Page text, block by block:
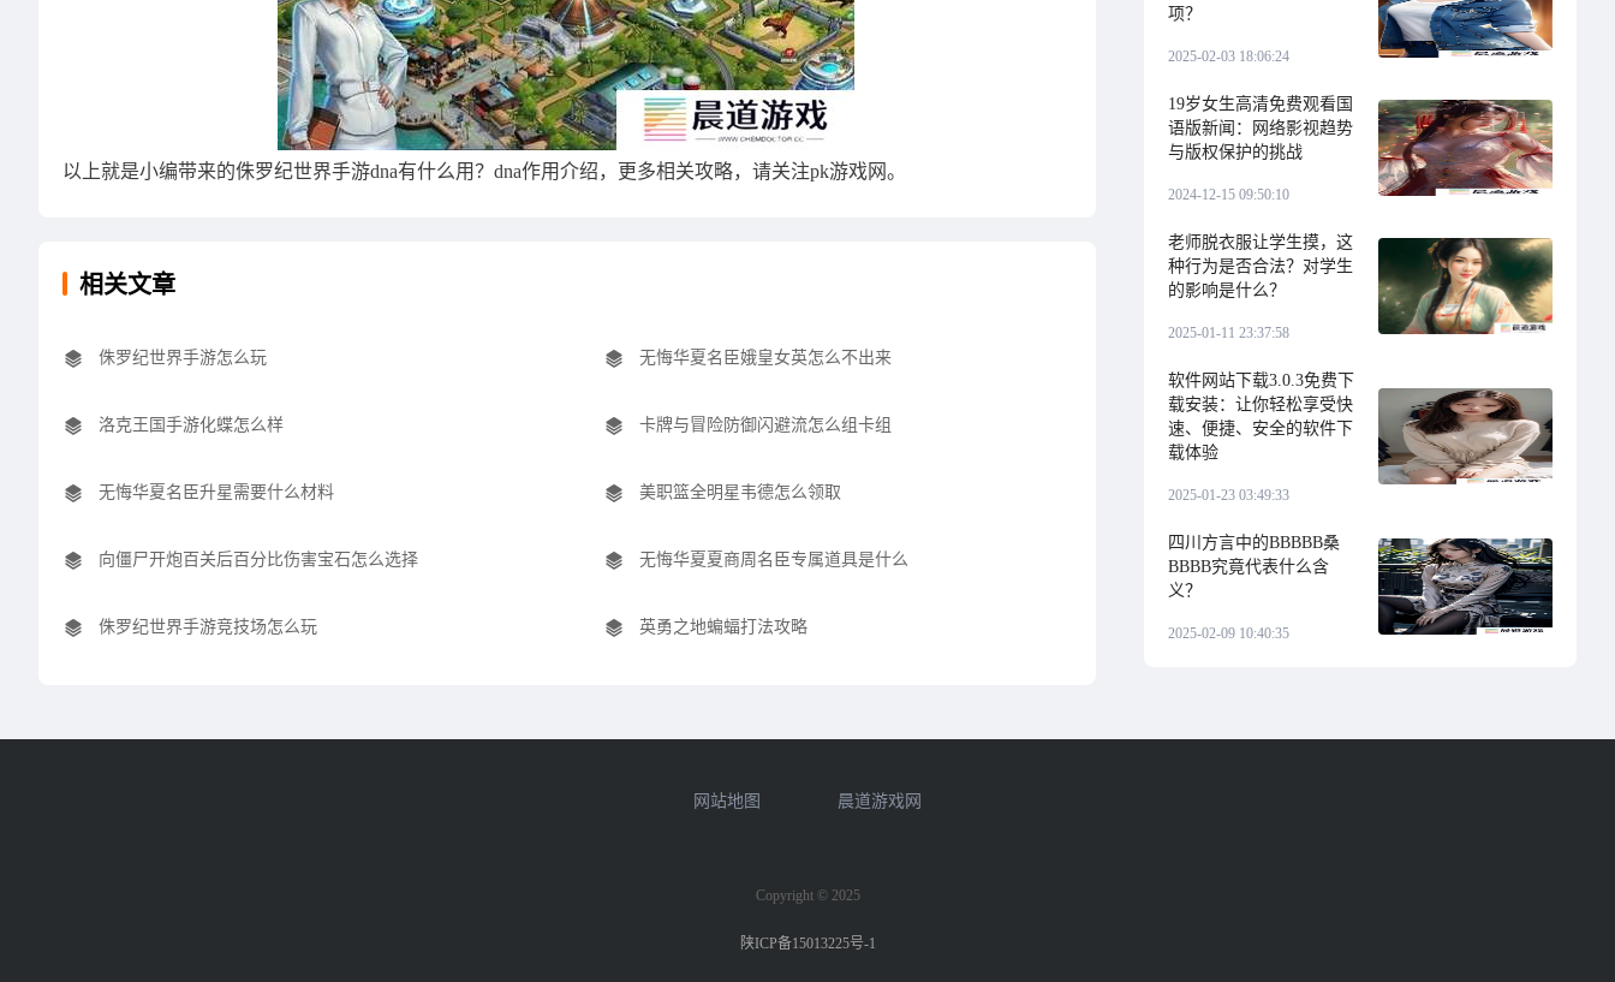
以上就是小编带来的侏罗纪世界手游dna有什么用？dna作用介绍，更多相关攻略，请关注pk游戏网。
相关文章
侏罗纪世界手游怎么玩 无悔华夏名臣娥皇女英怎么不出来
洛克王国手游化蝶怎么样 卡牌与冒险防御闪避流怎么组卡组
无悔华夏名臣升星需要什么材料 美职篮全明星韦德怎么领取
向僵尸开炮百关后百分比伤害宝石怎么选择 无悔华夏夏商周名臣专属道具是什么
侏罗纪世界手游竞技场怎么玩 英勇之地蝙蝠打法攻略
项？
2025-02-03 18:06:24
19岁女生高清免费观看国
语版新闻：网络影视趋势
与版权保护的挑战
2024-12-15 09:50:10
老师脱衣服让学生摸，这
种行为是否合法？对学生
的影响是什么？
2025-01-11 23:37:58
软件网站下载3.0.3免费下
载安装：让你轻松享受快
速、便捷、安全的软件下
载体验
2025-01-23 03:49:33
四川方言中的BBBBB桑
BBBB究竟代表什么含
义？
2025-02-09 10:40:35
网站地图 晨道游戏网
Copyright © 2025
陕ICP备15013225号-1